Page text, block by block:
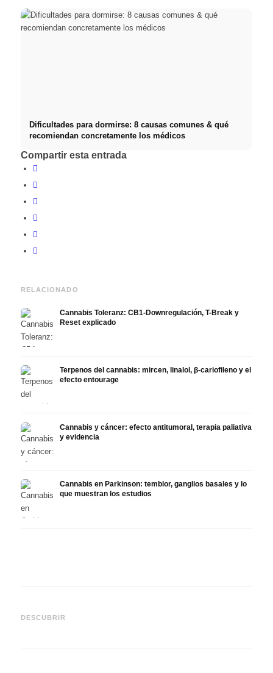
Dificultades para dormirse: 8 causas comunes & qué
recomiendan concretamente los médicos
Compartir esta entrada
RELACIONADO
Cannabis Toleranz: CB1-Downregulación, T-Break y
Reset explicado
Terpenos del cannabis: mircen, linalol, β-cariofileno y el
efecto entourage
Cannabis y cáncer: efecto antitumoral, terapia paliativa
y evidencia
Cannabis en Parkinson: temblor, ganglios basales y lo
que muestran los estudios
DESCUBRIR
automedición y lo que